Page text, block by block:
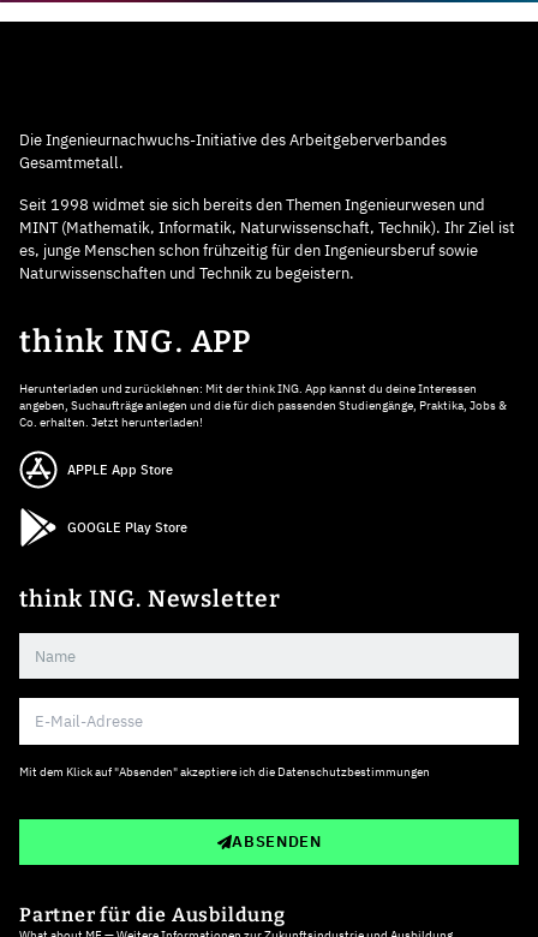
Die Ingenieurnachwuchs-Initiative des Arbeitgeberverbandes
Gesamtmetall.
Seit 1998 widmet sie sich bereits den Themen Ingenieurwesen und
MINT (Mathematik, Informatik, Naturwissenschaft, Technik). Ihr Ziel ist
es, junge Menschen schon frühzeitig für den Ingenieursberuf sowie
Naturwissenschaften und Technik zu begeistern.
think ING. APP
Herunterladen und zurücklehnen: Mit der think ING. App kannst du deine Interessen
angeben, Suchaufträge anlegen und die für dich passenden Studiengänge, Praktika, Jobs &
Co. erhalten. Jetzt herunterladen!
APPLE App Store
GOOGLE Play Store
think ING. Newsletter
Mit dem Klick auf "Absenden" akzeptiere ich die Datenschutzbestimmungen
ABSENDEN
Partner für die Ausbildung